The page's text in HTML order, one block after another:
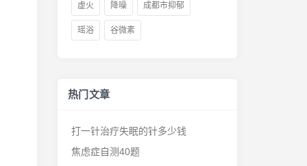
虚火 降噪 成都市抑郁
瑶浴 谷微素
热门文章
打一针治疗失眠的针多少钱
焦虑症自测40题